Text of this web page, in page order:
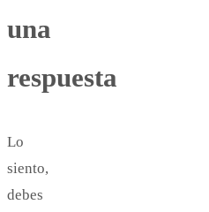
una
respuesta
Lo
siento,
debes